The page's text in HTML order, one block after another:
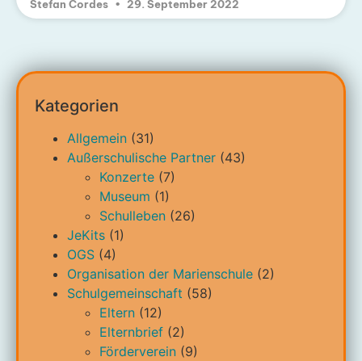
Stefan Cordes 29. September 2022
Kategorien
Allgemein (31)
Außerschulische Partner (43)
Konzerte (7)
Museum (1)
Schulleben (26)
JeKits (1)
OGS (4)
Organisation der Marienschule (2)
Schulgemeinschaft (58)
Eltern (12)
Elternbrief (2)
Förderverein (9)